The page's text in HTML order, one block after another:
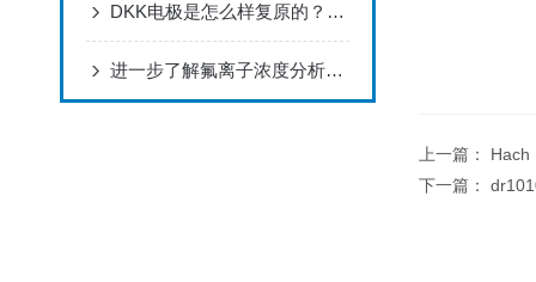
DKK电极是怎么样复原的？正确浸泡DKK电极的方法
进一步了解氟离子浓度分析仪的16大性能特点
上一篇： Hach
下一篇：